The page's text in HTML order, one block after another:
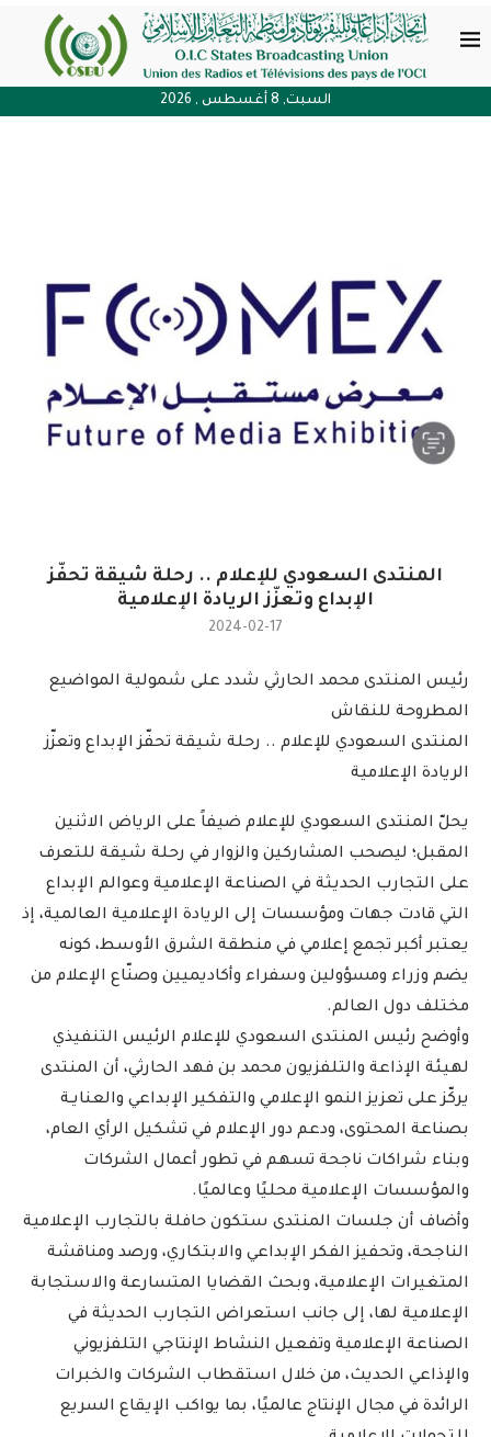
السبت, 8 أغسطس , 2026
المنتدى السعودي للإعلام .. رحلة شيقة تحفّز
الإبداع وتعزّز الريادة الإعلامية
2024-02-17
رئيس المنتدى محمد الحارثي شدد على شمولية المواضيع
المطروحة للنقاش
المنتدى السعودي للإعلام .. رحلة شيقة تحفّز الإبداع وتعزّز
الريادة الإعلامية
يحلّ المنتدى السعودي للإعلام ضيفاً على الرياض الاثنين
المقبل؛ ليصحب المشاركين والزوار في رحلة شيقة للتعرف
على التجارب الحديثة في الصناعة الإعلامية وعوالم الإبداع
التي قادت جهات ومؤسسات إلى الريادة الإعلامية العالمية، إذ
يعتبر أكبر تجمع إعلامي في منطقة الشرق الأوسط، كونه
يضم وزراء ومسؤولين وسفراء وأكاديميين وصنّاع الإعلام من
مختلف دول العالم.
وأوضح رئيس المنتدى السعودي للإعلام الرئيس التنفيذي
لهيئة الإذاعة والتلفزيون محمد بن فهد الحارثي، أن المنتدى
يركّز على تعزيز النمو الإعلامي والتفكير الإبداعي والعنايـة
بصناعة المحتوى، ودعم دور الإعلام في تشكيل الرأي العام،
وبناء شراكات ناجحة تسهم في تطور أعمال الشركات
والمؤسسات الإعلامية محليًا وعالميًا.
وأضاف أن جلسات المنتدى ستكون حافلة بالتجارب الإعلامية
الناجحة، وتحفيز الفكر الإبداعي والابتكاري، ورصد ومناقشة
المتغيرات الإعلامية، وبحث القضايا المتسارعة والاستجابة
الإعلامية لها، إلى جانب استعراض التجارب الحديثة في
الصناعة الإعلامية وتفعيل النشاط الإنتاجي التلفزيوني
والإذاعي الحديث، من خلال استقطاب الشركات والخبرات
الرائدة في مجال الإنتاج عالميًا، بما يواكب الإيقاع السريع